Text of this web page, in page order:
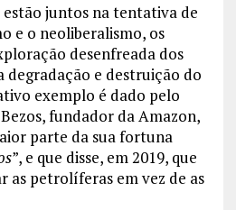
estão juntos na tentativa de
e o neoliberalismo, os
desenfreada dos
degradação e destruição do
exemplo é dado pelo
fundador da Amazon,
parte da sua fortuna
”, e que disse, em 2019, que
as petrolíferas em vez de as